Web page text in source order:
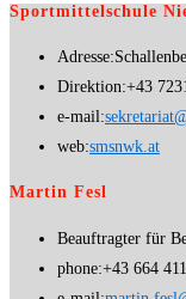
Sportmittelschule
Adresse:
Direktion:+43
e-mail:
web:smsnwk.at
Martin Fesl
Beauftragter für
phone:+43 664